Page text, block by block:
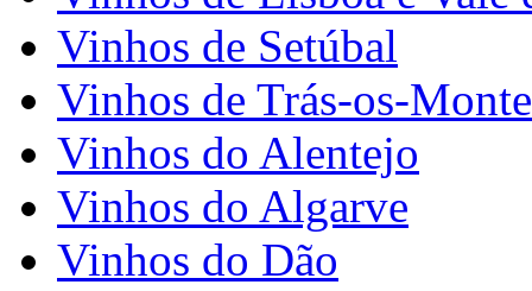
Vinhos de Setúbal
Vinhos de Trás-os-
Vinhos do Alentejo
Vinhos do Algarve
Vinhos do Dão